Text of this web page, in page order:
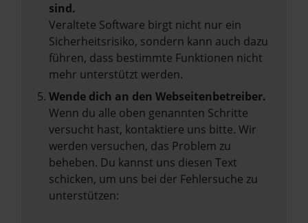
sind.
Veraltete Software birgt nicht nur ein
Sicherheitsrisiko, sondern kann auch dazu
führen, dass bestimmte Funktionen nicht
mehr unterstützt werden.
Wende dich an den Webseitenbetreiber.
Wenn du alle oben genannten Schritte
versucht hast, kontaktiere uns bitte. Wir
werden versuchen, das Problem zu
beheben. Du kannst uns diesen Text
schicken, um uns bei der Fehlersuche zu
unterstützen: